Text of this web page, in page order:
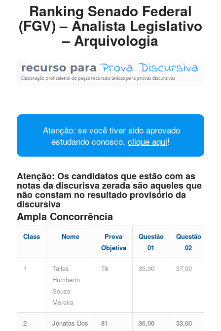
Ranking Senado Federal
(FGV) – Analista Legislativo
– Arquivologia
Atenção: se você tiver sido aprovado
estudando conosco, clique aqui!
Atenção: Os candidatos que estão com as
notas da discurisva zerada são aqueles que
não constam no resultado provisório da
discursiva
Ampla Concorrência
Class Nome
Prova
Objetiva
Questão
01
Questão
02
1
Talles
Humberto
Souza
Moreira
78 35,00 37,00
2
Jonatas Dos
81 36,00 33,00